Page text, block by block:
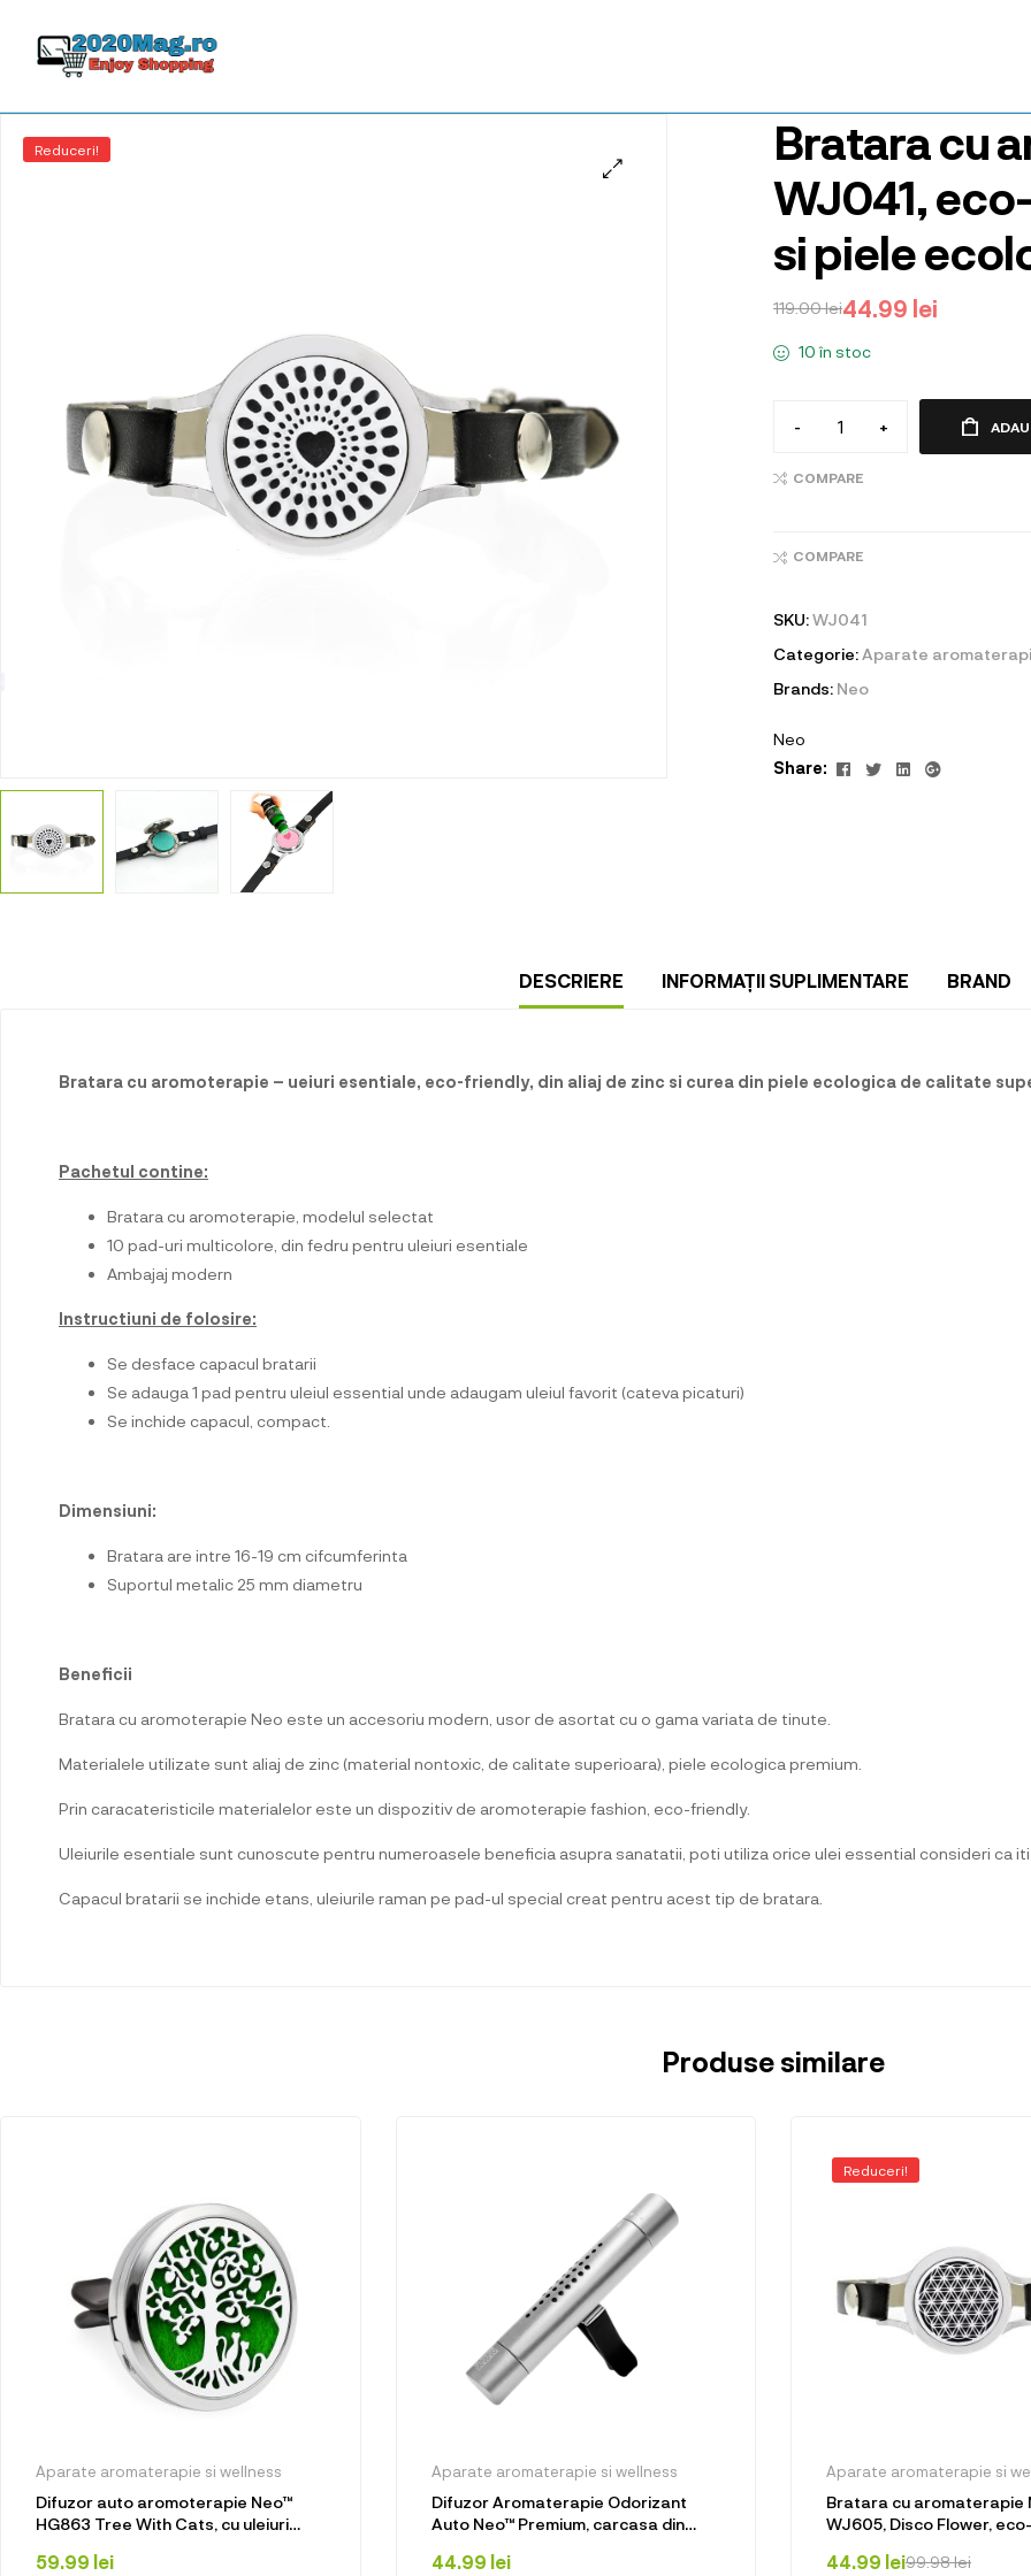
Reduceri!
Bratara cu
WJ041,
si piele
119.00lei44.99 lei
10 în stoc
- +
COMPARE
COMPARE
SKU:WJ041
Categorie:Aparate
Brands: Neo
Neo
Share:
Facebook
TwitterLinkedin
Google+
DESCRIERE INFORMAȚII SUPLIMENTARE BRAND
Bratara cu aromoterapie – ueiuri esentiale, eco-friendly, din aliaj de zinc si curea din piele ecologica de calitate
Pachetul contine:
Bratara cu aromoterapie, modelul selectat
10 pad-uri multicolore, din fedru pentru uleiuri esentiale
Ambajaj modern
Instructiuni de folosire:
Se desface capacul bratarii
Se adauga 1 pad pentru uleiul essential unde adaugam uleiul favorit (cateva picaturi)
Se inchide capacul, compact.
Dimensiuni:
Bratara are intre 16-19 cm cifcumferinta
Suportul metalic 25 mm diametru
Beneficii
Bratara cu aromoterapie Neo este un accesoriu modern, usor de asortat cu o gama variata de tinute.
Materialele utilizate sunt aliaj de zinc (material nontoxic, de calitate superioara), piele ecologica premium.
Prin caracateristicile materialelor este un dispozitiv de aromoterapie fashion, eco-friendly.
Uleiurile esentiale sunt cunoscute pentru numeroasele beneficia asupra sanatatii, poti utiliza orice ulei essential consideri ca
Capacul bratarii se inchide etans, uleiurile raman pe pad-ul special creat pentru acest tip de bratara.
Produse similare
Aparate aromaterapie si wellness
Difuzor auto aromoterapie Neo™
HG863 Tree With Cats, cu uleiuri
59.99 lei
Aparate aromaterapie si wellness
Difuzor Aromaterapie Odorizant
Auto Neo™ Premium, carcasa din
44.99 lei
Reduceri!
Aparate aromaterapie si
Bratara cu aromaterapie
WJ605, Disco Flower,
99.98lei
44.99 lei